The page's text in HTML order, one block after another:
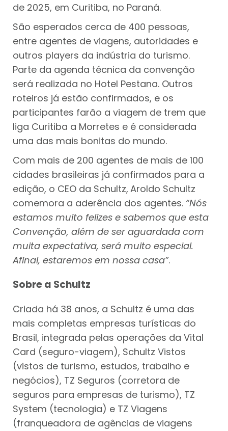
de 2025, em Curitiba, no Paraná.
São esperados cerca de 400 pessoas,
entre agentes de viagens, autoridades e
outros players da indústria do turismo.
Parte da agenda técnica da convenção
será realizada no Hotel Pestana. Outros
roteiros já estão confirmados, e os
participantes farão a viagem de trem que
liga Curitiba a Morretes e é considerada
uma das mais bonitas do mundo.
Com mais de 200 agentes de mais de 100
cidades brasileiras já confirmados para a
edição, o CEO da Schultz, Aroldo Schultz
comemora a aderência dos agentes. “Nós
estamos muito felizes e sabemos que esta
Convenção, além de ser aguardada com
muita expectativa, será muito especial.
Afinal, estaremos em nossa casa”.
Sobre a Schultz
Criada há 38 anos, a Schultz é uma das
mais completas empresas turísticas do
Brasil, integrada pelas operações da Vital
Card (seguro-viagem), Schultz Vistos
(vistos de turismo, estudos, trabalho e
negócios), TZ Seguros (corretora de
seguros para empresas de turismo), TZ
System (tecnologia) e TZ Viagens
(franqueadora de agências de viagens